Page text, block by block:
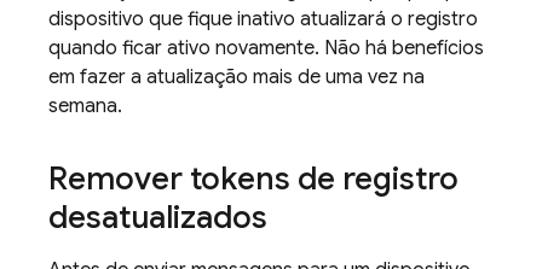
dispositivo que fique inativo atualizará o registro
quando ficar ativo novamente. Não há benefícios
em fazer a atualização mais de uma vez na
semana.
Remover tokens de registro
desatualizados